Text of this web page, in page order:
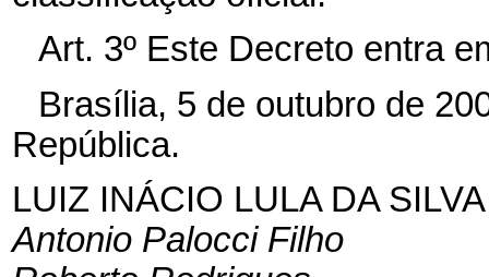
Art. 3º Este Decreto entra
Brasília, 5 de outubro de
República.
LUIZ INÁCIO LULA DA SILVA
Antonio Palocci Filho